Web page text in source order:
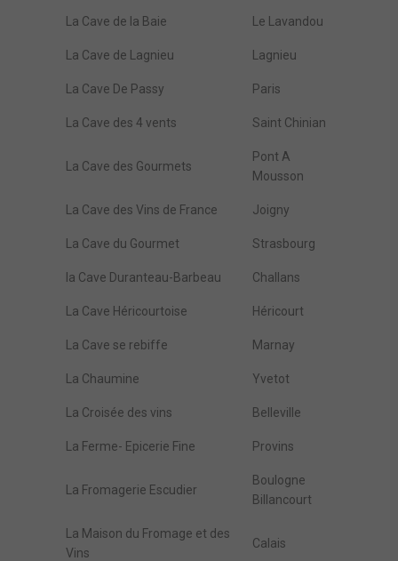
La Cave de la Baie Le Lavandou
La Cave de Lagnieu Lagnieu
La Cave De Passy Paris
La Cave des 4 vents Saint Chinian
La Cave des Gourmets
Pont A
Mousson
La Cave des Vins de France Joigny
La Cave du Gourmet Strasbourg
la Cave Duranteau-Barbeau Challans
La Cave Héricourtoise Héricourt
La Cave se rebiffe Marnay
La Chaumine Yvetot
La Croisée des vins Belleville
La Ferme- Epicerie Fine Provins
La Fromagerie Escudier
Boulogne
Billancourt
La Maison du Fromage et des
Vins
Calais